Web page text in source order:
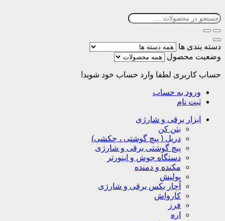
دسته بندی ها
وضعیت محصول
حساب کاربری لطفا وارد حساب خود شوید!
ورود به حساب
ثبت نام
ابزار برقی و شارژی
بتن کن
دریل ( پیچ گوشتی ، چکشی)
پیچ گوشتی برقی و شارژی
دستگاه جوش و اینورتر
مکنده و دمنده
پولیش
آچار بکس برقی و شارژی
کارواش
فرز
اره